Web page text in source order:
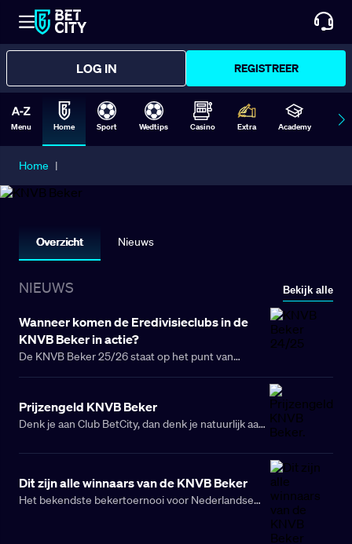
LOG IN REGISTREER
Menu Home Sport Wedtips Casino Extra Academy
Home |
Overzicht Nieuws
NIEUWS Bekijk alle
Wanneer komen de Eredivisieclubs in de
KNVB Beker in actie?
De KNVB Beker 25/26 staat op het punt van
beginnen voor de Nederlandse professionele clubs.
eerste ronde echter vrijgesteld. Wanneer stromen
de Eredivisieclubs de KNVB Beker in? Wij zochten
Prijzengeld KNVB Beker
Denk je aan Club BetCity, dan denk je natuurlijk aan
artikel vind je het prijzengeld van de KNVB Beker,
en de favorieten in het seizoen 25/26 voor het te
winnen bedrag.
Dit zijn alle winnaars van de KNVB Beker
Het bekendste bekertoernooi voor Nederlandse